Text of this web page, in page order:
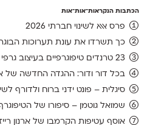
הכתבות הנקראות־אות־אות
פרס אאא לשינוי חברתי 2026
כך תשרדו את עונת תערוכות
23 טרנדים טיפוגרפיים בעיצוב גרפי עברי, ועוד אחד לשנה הבאה
בכל דור ודור: ההגדה החדשה של
סיגלית – פונט ידני ברוח ולדורף
שמואל גוטמן – סיפורו של הטיפוגרף שמאחורי
אוסף עטיפות הקרמבו של ארנון